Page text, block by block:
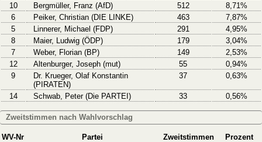
10
Bergmüller, Franz (AfD) 512
8,71%
6
Peiker, Christian (DIE LINKE) 463
7,87%
5
Linnerer, Michael (FDP) 291
4,95%
8
Maier, Ludwig (ÖDP) 179
3,04%
7
Weber, Florian (BP) 149
2,53%
12
Altenburger, Joseph (mut) 55
0,94%
9
Dr. Krueger, Olaf Konstantin
(PIRATEN)
37 0,63%
14 Schwab, Peter (Die PARTEI) 33 0,56%
Zweitstimmen nach Wahlvorschlag
WV-Nr Partei Zweitstimmen
Prozent